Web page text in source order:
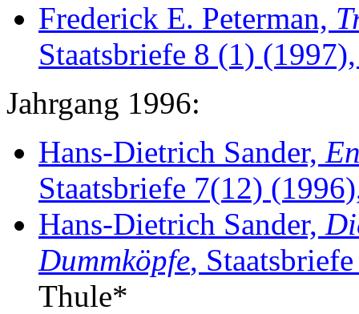
Frederick E. Peterman,
Staatsbriefe 8 (1)
Jahrgang 1996:
Hans-Dietrich Sander,
Staatsbriefe 7(12)
Hans-Dietrich Sander,
Dummköpfe,
Thule*